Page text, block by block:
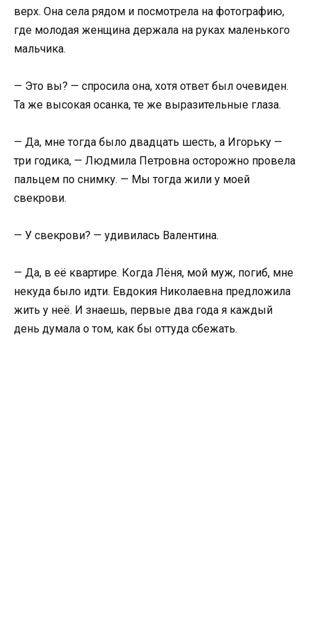
верх. Она села рядом и посмотрела на фотографию,
где молодая женщина держала на руках маленького
мальчика.
— Это вы? — спросила она, хотя ответ был очевиден.
Та же высокая осанка, те же выразительные глаза.
— Да, мне тогда было двадцать шесть, а Игорьку —
три годика, — Людмила Петровна осторожно провела
пальцем по снимку. — Мы тогда жили у моей
свекрови.
— У свекрови? — удивилась Валентина.
— Да, в её квартире. Когда Лёня, мой муж, погиб, мне
некуда было идти. Евдокия Николаевна предложила
жить у неё. И знаешь, первые два года я каждый
день думала о том, как бы оттуда сбежать.